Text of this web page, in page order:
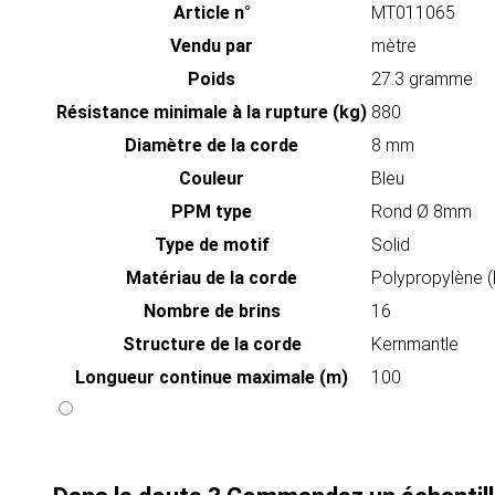
Article n°
MT011065
Vendu par
mètre
Poids
27.3 gramme
Résistance minimale à la rupture (kg) 880
Diamètre de la corde
8 mm
Couleur
Bleu
PPM type
Rond Ø 8mm
Type de motif
Solid
Matériau de la corde
Polypropylène
Nombre de brins
16
Structure de la corde
Kernmantle
Longueur continue maximale (m)
100